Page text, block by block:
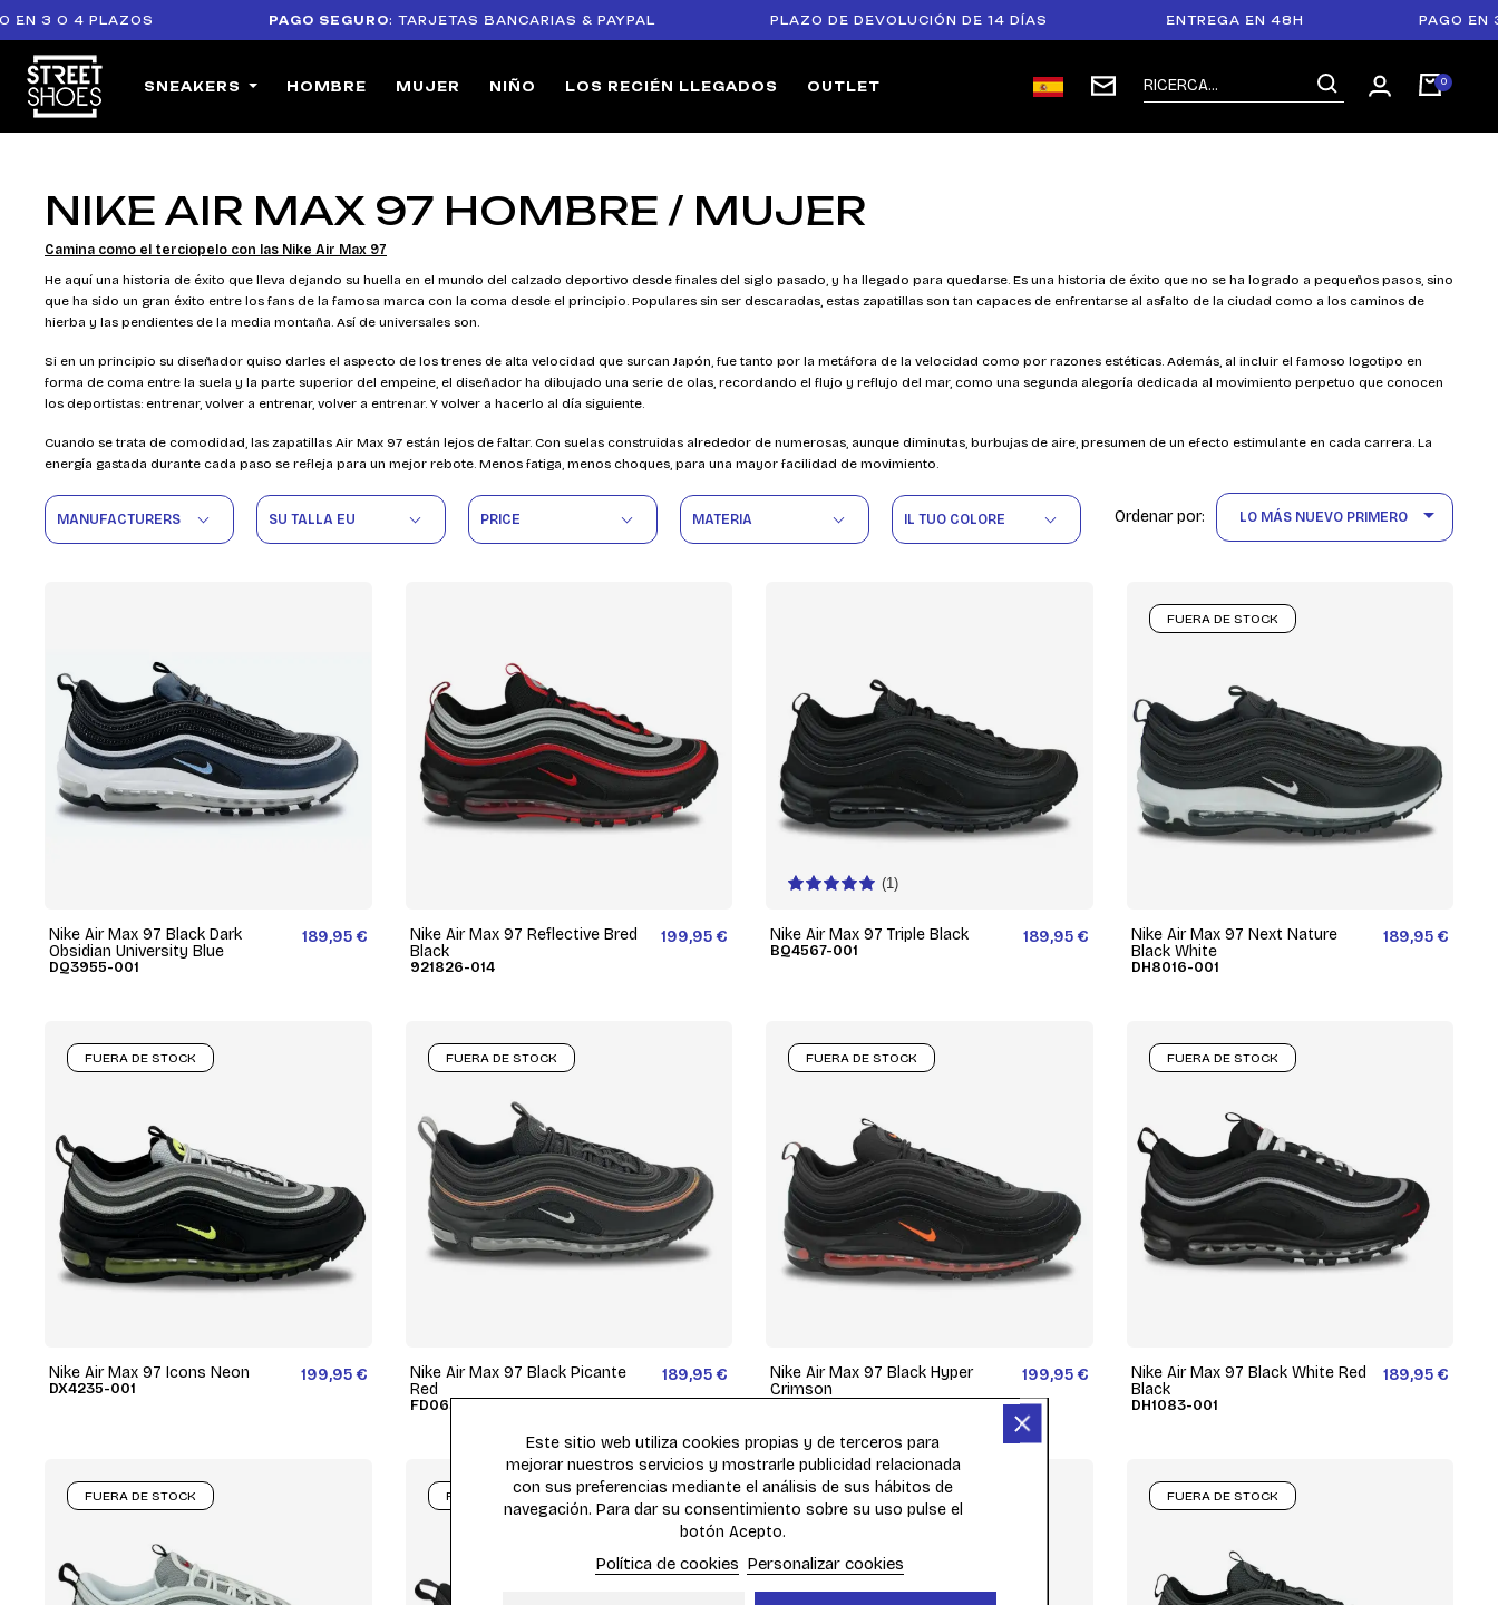
3 O 4 PLAZOS PAGO SEGURO: TARJETAS BANCARIAS & PAYPAL PLAZO DE DEVOLUCIÓN DE 14 DÍAS ENTREGA EN 48H PAGO EN 3 O
SNEAKERS HOMBRE MUJER NIÑO LOS RECIÉN LLEGADOS OUTLET
NIKE AIR MAX 97 HOMBRE / MUJER
Camina como el terciopelo con las Nike Air Max 97
He aquí una historia de éxito que lleva dejando su huella en el mundo del calzado deportivo desde finales del siglo pasado, y ha llegado para quedarse. Es una historia de éxito que no se ha logrado a pequeños pasos, sino
que ha sido un gran éxito entre los fans de la famosa marca con la coma desde el principio. Populares sin ser descaradas, estas zapatillas son tan capaces de enfrentarse al asfalto de la ciudad como a los caminos de
hierba y las pendientes de la media montaña. Así de universales son.
Si en un principio su diseñador quiso darles el aspecto de los trenes de alta velocidad que surcan Japón, fue tanto por la metáfora de la velocidad como por razones estéticas. Además, al incluir el famoso logotipo en
forma de coma entre la suela y la parte superior del empeine, el diseñador ha dibujado una serie de olas, recordando el flujo y reflujo del mar, como una segunda alegoría dedicada al movimiento perpetuo que conocen
los deportistas: entrenar, volver a entrenar, volver a entrenar. Y volver a hacerlo al día siguiente.
Cuando se trata de comodidad, las zapatillas Air Max 97 están lejos de faltar. Con suelas construidas alrededor de numerosas, aunque diminutas, burbujas de aire, presumen de un efecto estimulante en cada carrera. La
energía gastada durante cada paso se refleja para un mejor rebote. Menos fatiga, menos choques, para una mayor facilidad de movimiento.
MANUFACTURERS SU TALLA EU PRICE MATERIA IL TUO COLORE Ordenar por: LO MÁS NUEVO PRIMERO 
Nike Air Max 97 Black Dark
Obsidian University Blue
DQ3955-001
189,95 €
Nike Air Max 97 Reflective Bred
Black
921826-014
199,95 €
(1)
Nike Air Max 97 Triple Black
BQ4567-001
189,95 €
Nike Air Max 97 Next Nature
Black White
DH8016-001
189,95 €
FUERA DE STOCK
Nike Air Max 97 Icons Neon
DX4235-001
199,95 €
FUERA DE STOCK
Nike Air Max 97 Black Picante
Red
FD0655-001
189,95 €
FUERA DE STOCK
Nike Air Max 97 Black Hyper
Crimson
199,95 €
FUERA DE STOCK
Nike Air Max 97 Black White Red
Black
DH1083-001
189,95 €
FUERA DE STOCK
FUERA DE STOCK FUERA DE STOCK FUERA DE STOCK FUERA DE STOCK
Este sitio web utiliza cookies propias y de terceros para
mejorar nuestros servicios y mostrarle publicidad relacionada
con sus preferencias mediante el análisis de sus hábitos de
navegación. Para dar su consentimiento sobre su uso pulse el
botón Acepto.
Política de cookies Personalizar cookies